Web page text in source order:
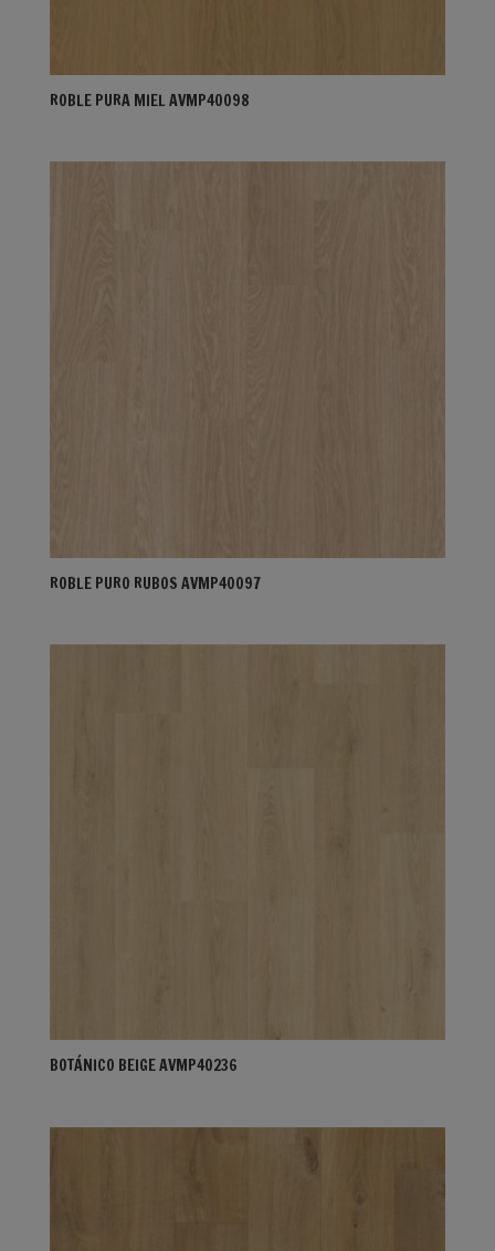
ROBLE PURA MIEL AVMP40098
ROBLE PURO RUBOS AVMP40097
BOTÁNICO BEIGE AVMP40236